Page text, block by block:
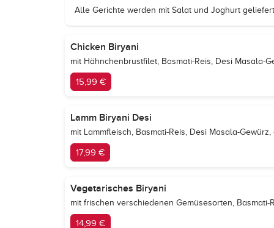
Alle Gerichte werden mit Salat und Joghurt
Chicken Biryani
mit Hähnchenbrustfilet, Basmati-Reis, Desi Masala-
15,99 €
Lamm Biryani Desi
mit Lammfleisch, Basmati-Reis, Desi Masala-
17,99 €
Vegetarisches Biryani
mit frischen verschiedenen Gemüsesorten,
14,99 €